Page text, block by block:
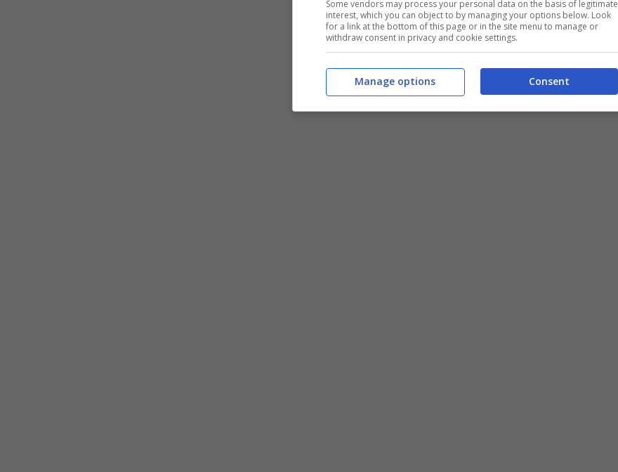
Some vendors may process your personal data on the basis of legitimate
interest, which you can object to by managing your options below. Look
for a link at the bottom of this page or in the site menu to manage or
withdraw consent in privacy and cookie settings.
Consent
Manage options